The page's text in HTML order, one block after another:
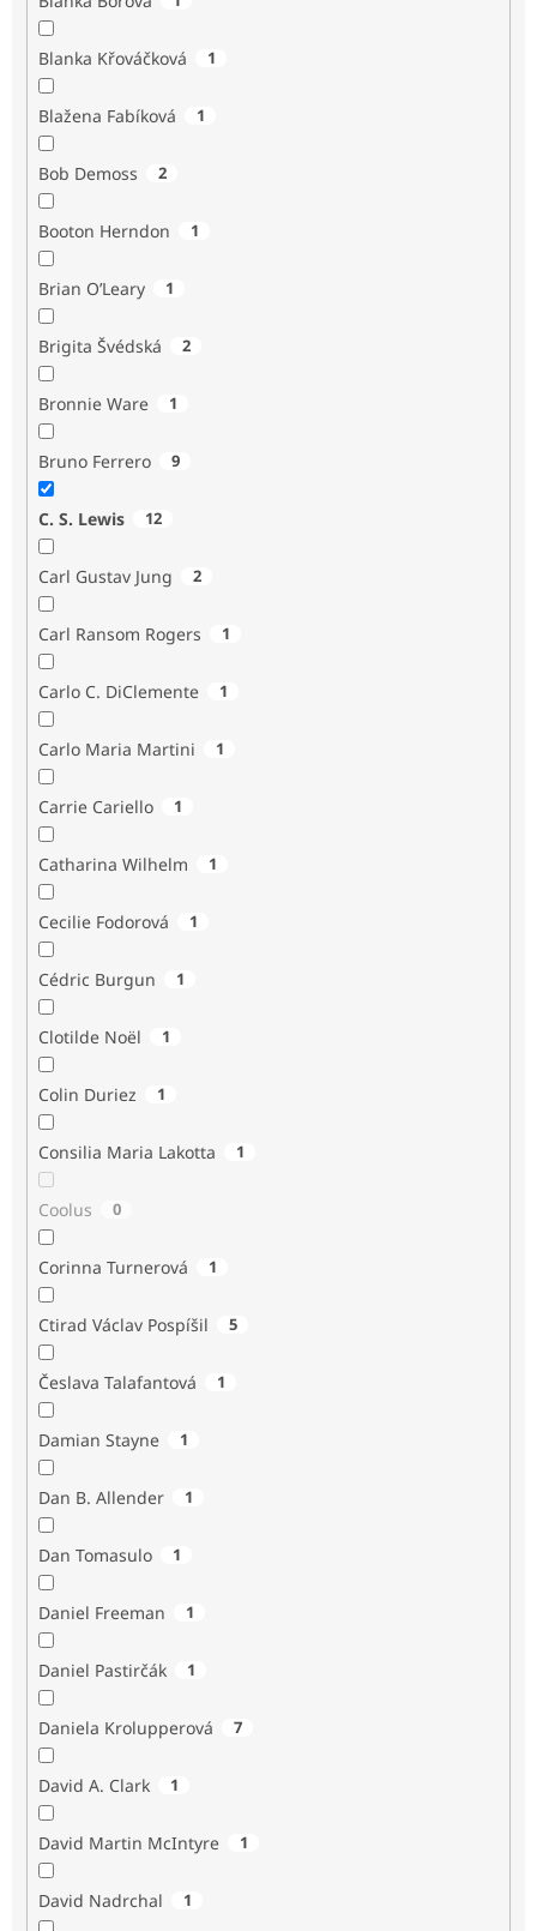
Blanka Křováčková 1
Blažena Fabíková 1
Bob Demoss 2
Booton Herndon 1
Brian O’Leary 1
Brigita Švédská 2
Bronnie Ware 1
Bruno Ferrero 9
C. S. Lewis 12
Carl Gustav Jung 2
Carl Ransom Rogers 1
Carlo C. DiClemente 1
Carlo Maria Martini 1
Carrie Cariello 1
Catharina Wilhelm 1
Cecilie Fodorová 1
Cédric Burgun 1
Clotilde Noël 1
Colin Duriez 1
Consilia Maria Lakotta 1
Coolus 0
Corinna Turnerová 1
Ctirad Václav Pospíšil 5
Česlava Talafantová 1
Damian Stayne 1
Dan B. Allender 1
Dan Tomasulo 1
Daniel Freeman 1
Daniel Pastirčák 1
Daniela Krolupperová 7
David A. Clark 1
David Martin McIntyre 1
David Nadrchal 1